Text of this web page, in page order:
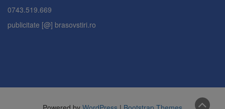
0743.519.669
publicitate [@] brasovstiri.ro